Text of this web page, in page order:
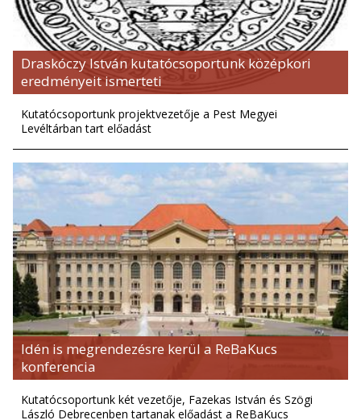
Draskóczy István kutatócsoportunk középkori
eredményeit ismerteti
Kutatócsoportunk projektvezetője a Pest Megyei
Levéltárban tart előadást
Idén is megrendezésre kerül a ReBaKucs
konferencia
Kutatócsoportunk két vezetője, Fazekas István és Szögi
László Debrecenben tartanak előadást a ReBaKucs